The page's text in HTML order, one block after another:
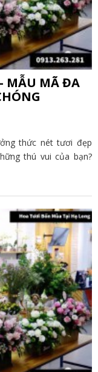
MẪU MÃ ĐA
thức nét tươi đẹp
thú vui của bạn?